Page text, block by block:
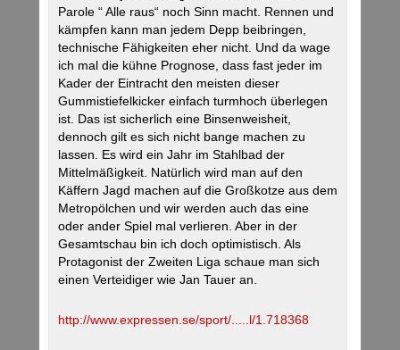
Parole “ Alle raus“ noch Sinn macht. Rennen und
kämpfen kann man jedem Depp beibringen,
technische Fähigkeiten eher nicht. Und da wage
ich mal die kühne Prognose, dass fast jeder im
Kader der Eintracht den meisten dieser
Gummistiefelkicker einfach turmhoch überlegen
ist. Das ist sicherlich eine Binsenweisheit,
dennoch gilt es sich nicht bange machen zu
lassen. Es wird ein Jahr im Stahlbad der
Mittelmäßigkeit. Natürlich wird man auf den
Käffern Jagd machen auf die Großkotze aus dem
Metropölchen und wir werden auch das eine
oder ander Spiel mal verlieren. Aber in der
Gesamtschau bin ich doch optimistisch. Als
Protagonist der Zweiten Liga schaue man sich
einen Verteidiger wie Jan Tauer an.
http://www.expressen.se/sport/.....l/1.718368